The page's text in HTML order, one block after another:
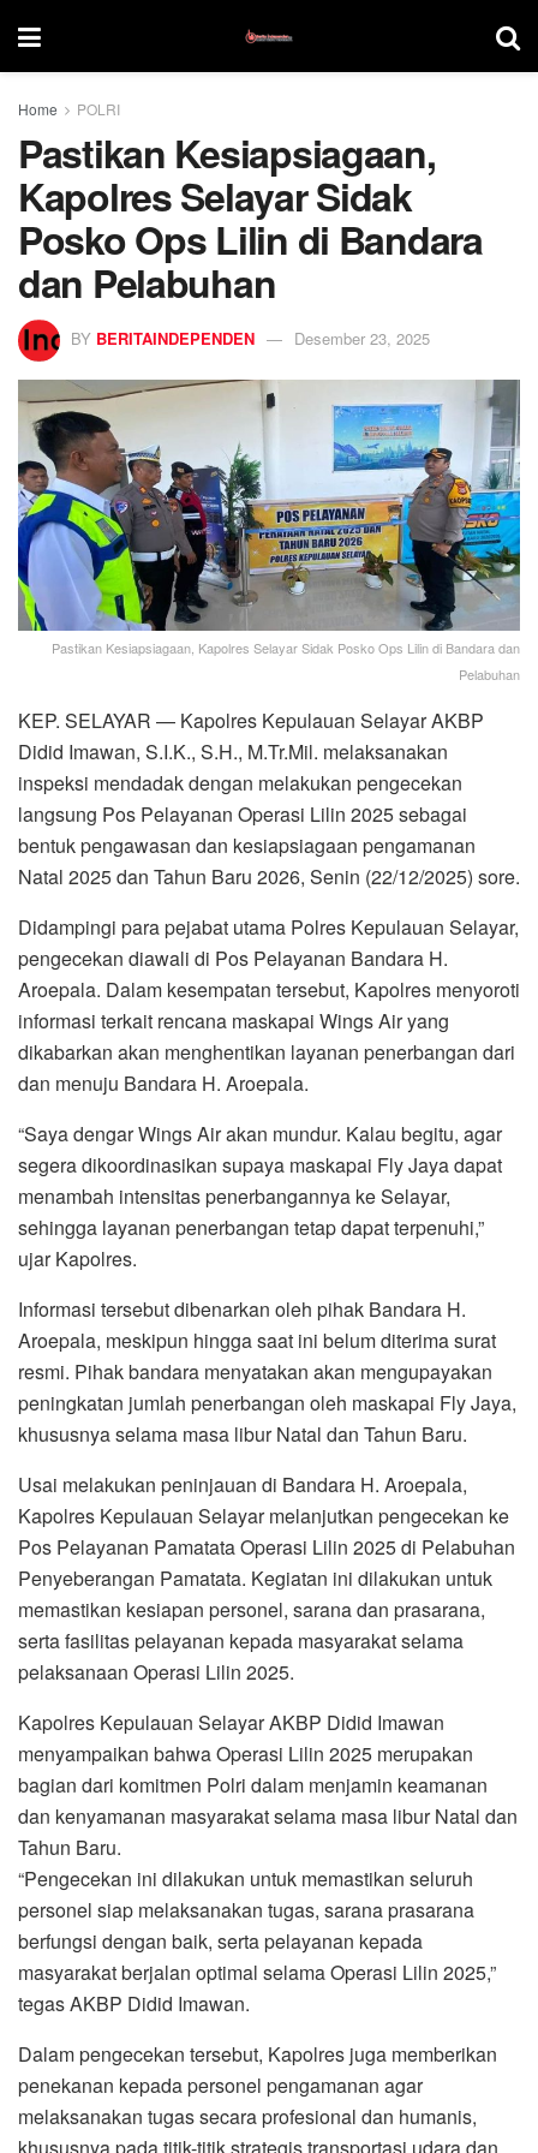
Home POLRI
Pastikan Kesiapsiagaan,
Kapolres Selayar Sidak
Posko Ops Lilin di Bandara
dan Pelabuhan
BY BERITAINDEPENDEN Desember 23, 2025
Pastikan Kesiapsiagaan, Kapolres Selayar Sidak Posko Ops Lilin di Bandara dan
Pelabuhan
KEP. SELAYAR — Kapolres Kepulauan Selayar AKBP
Didid Imawan, S.I.K., S.H., M.Tr.Mil. melaksanakan
inspeksi mendadak dengan melakukan pengecekan
langsung Pos Pelayanan Operasi Lilin 2025 sebagai
bentuk pengawasan dan kesiapsiagaan pengamanan
Natal 2025 dan Tahun Baru 2026, Senin (22/12/2025) sore.
Didampingi para pejabat utama Polres Kepulauan Selayar,
pengecekan diawali di Pos Pelayanan Bandara H.
Aroepala. Dalam kesempatan tersebut, Kapolres menyoroti
informasi terkait rencana maskapai Wings Air yang
dikabarkan akan menghentikan layanan penerbangan dari
dan menuju Bandara H. Aroepala.
“Saya dengar Wings Air akan mundur. Kalau begitu, agar
segera dikoordinasikan supaya maskapai Fly Jaya dapat
menambah intensitas penerbangannya ke Selayar,
sehingga layanan penerbangan tetap dapat terpenuhi,”
ujar Kapolres.
Informasi tersebut dibenarkan oleh pihak Bandara H.
Aroepala, meskipun hingga saat ini belum diterima surat
resmi. Pihak bandara menyatakan akan mengupayakan
peningkatan jumlah penerbangan oleh maskapai Fly Jaya,
khususnya selama masa libur Natal dan Tahun Baru.
Usai melakukan peninjauan di Bandara H. Aroepala,
Kapolres Kepulauan Selayar melanjutkan pengecekan ke
Pos Pelayanan Pamatata Operasi Lilin 2025 di Pelabuhan
Penyeberangan Pamatata. Kegiatan ini dilakukan untuk
memastikan kesiapan personel, sarana dan prasarana,
serta fasilitas pelayanan kepada masyarakat selama
pelaksanaan Operasi Lilin 2025.
Kapolres Kepulauan Selayar AKBP Didid Imawan
menyampaikan bahwa Operasi Lilin 2025 merupakan
bagian dari komitmen Polri dalam menjamin keamanan
dan kenyamanan masyarakat selama masa libur Natal dan
Tahun Baru.
“Pengecekan ini dilakukan untuk memastikan seluruh
personel siap melaksanakan tugas, sarana prasarana
berfungsi dengan baik, serta pelayanan kepada
masyarakat berjalan optimal selama Operasi Lilin 2025,”
tegas AKBP Didid Imawan.
Dalam pengecekan tersebut, Kapolres juga memberikan
penekanan kepada personel pengamanan agar
melaksanakan tugas secara profesional dan humanis,
khususnya pada titik-titik strategis transportasi udara dan